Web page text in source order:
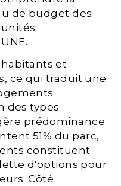
de budget des
et
ce qui traduit une
des types
prédominance
51% du parc,
constituent
d'options pour
Côté